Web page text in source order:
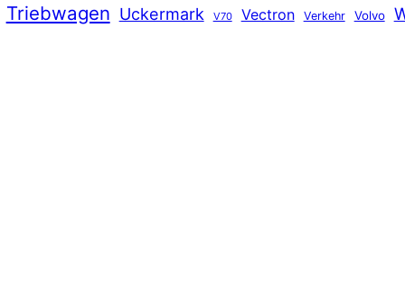
Triebwagen Uckermark V70 Vectron Verkehr Volvo